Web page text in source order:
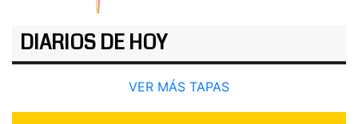
DIARIOS DE HOY
VER MÁS TAPAS